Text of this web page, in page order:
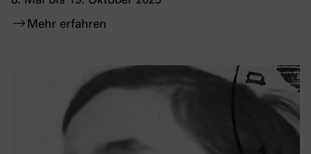
Mehr erfahren